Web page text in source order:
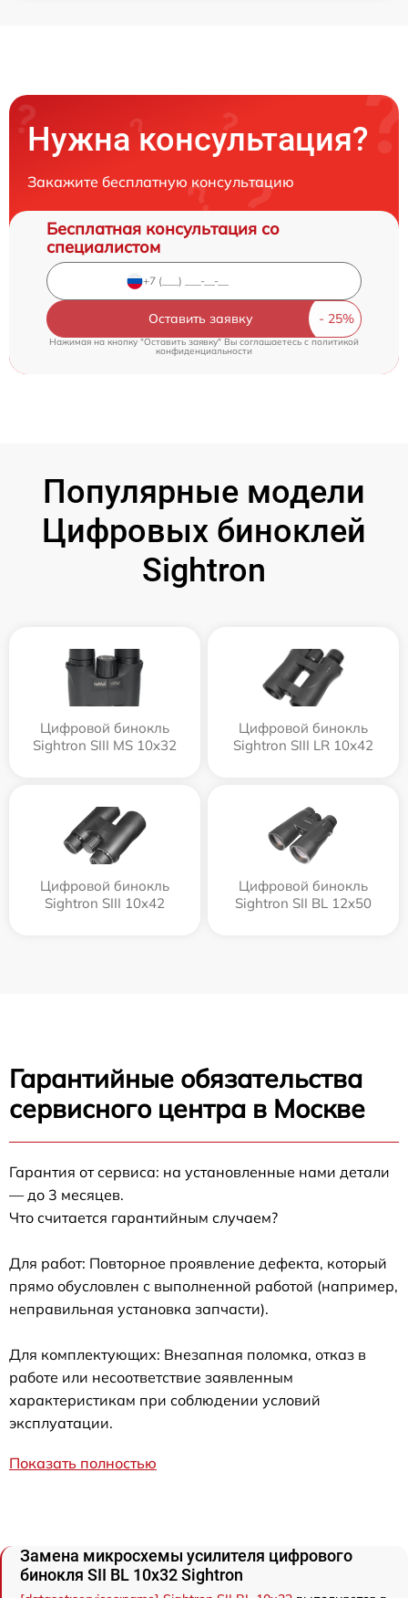
Нужна консультация?
Закажите бесплатную консультацию
Бесплатная консультация со
специалистом
Оставить заявку
Нажимая на кнопку "Оставить заявку" Вы соглашаетесь cполитикой
конфиденциальности
Популярные модели
Цифровых биноклей
Sightron
Цифровой бинокль
Sightron SIII MS 10x32
Цифровой бинокль
Sightron SIII LR 10x42
Цифровой бинокль
Sightron SIII 10x42
Цифровой бинокль
Sightron SII BL 12x50
Гарантийные обязательства
сервисного центра в Москве
Гарантия от сервиса: на установленные нами детали
— до 3 месяцев.
Что считается гарантийным случаем?
Для работ: Повторное проявление дефекта, который
прямо обусловлен с выполненной работой (например,
неправильная установка запчасти).
Для комплектующих: Внезапная поломка, отказ в
работе или несоответствие заявленным
характеристикам при соблюдении условий
эксплуатации.
Показать полностью
Замена микросхемы усилителя цифрового
бинокля SII BL 10x32 Sightron